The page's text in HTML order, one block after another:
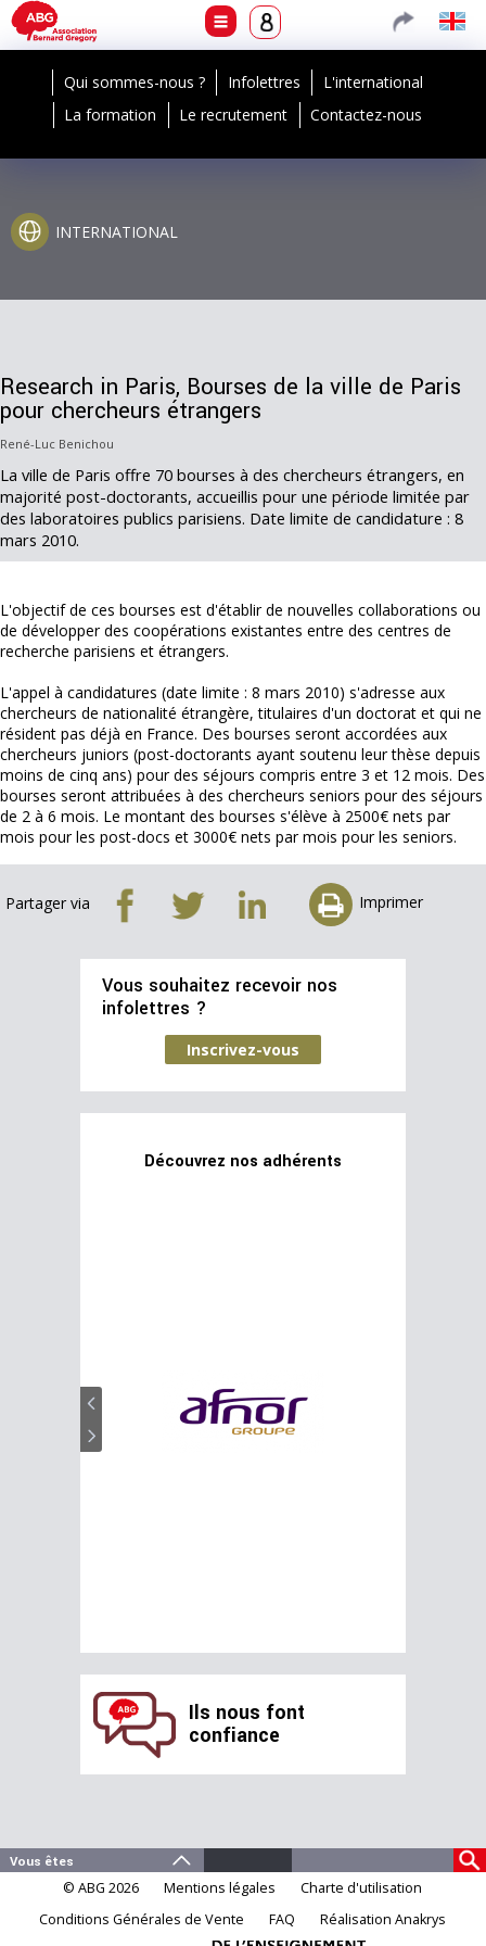
Qui sommes-nous ? Infolettres
L'international
La formation
Le recrutement Contactez-nous
INTERNATIONAL
Research in Paris, Bourses de la ville de Paris
pour chercheurs étrangers
René-Luc Benichou
La ville de Paris offre 70 bourses à des chercheurs étrangers, en
majorité post-doctorants, accueillis pour une période limitée par
des laboratoires publics parisiens. Date limite de candidature : 8
mars 2010.
L'objectif de ces bourses est d'établir de nouvelles collaborations ou
de développer des coopérations existantes entre des centres de
recherche parisiens et étrangers.
L'appel à candidatures (date limite : 8 mars 2010) s'adresse aux
chercheurs de nationalité étrangère, titulaires d'un doctorat et qui ne
résident pas déjà en France. Des bourses seront accordées aux
chercheurs juniors (post-doctorants ayant soutenu leur thèse depuis
moins de cinq ans) pour des séjours compris entre 3 et 12 mois. Des
bourses seront attribuées à des chercheurs seniors pour des séjours
de 2 à 6 mois. Le montant des bourses s'élève à 2500€ nets par
mois pour les post-docs et 3000€ nets par mois pour les seniors.
Partager via Imprimer
Vous souhaitez recevoir nos
infolettres ?
Inscrivez-vous
Découvrez nos adhérents
Ils nous font
confiance
© ABG 2026 Mentions légales
Charte d'utilisation
Conditions Générales de Vente
FAQ Réalisation Anakrys